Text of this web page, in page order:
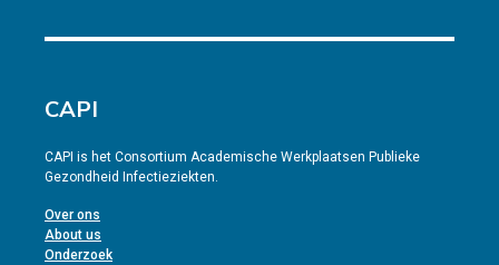
CAPI
CAPI is het Consortium Academische Werkplaatsen Publieke
Gezondheid Infectieziekten.
Over ons
About us
Onderzoek